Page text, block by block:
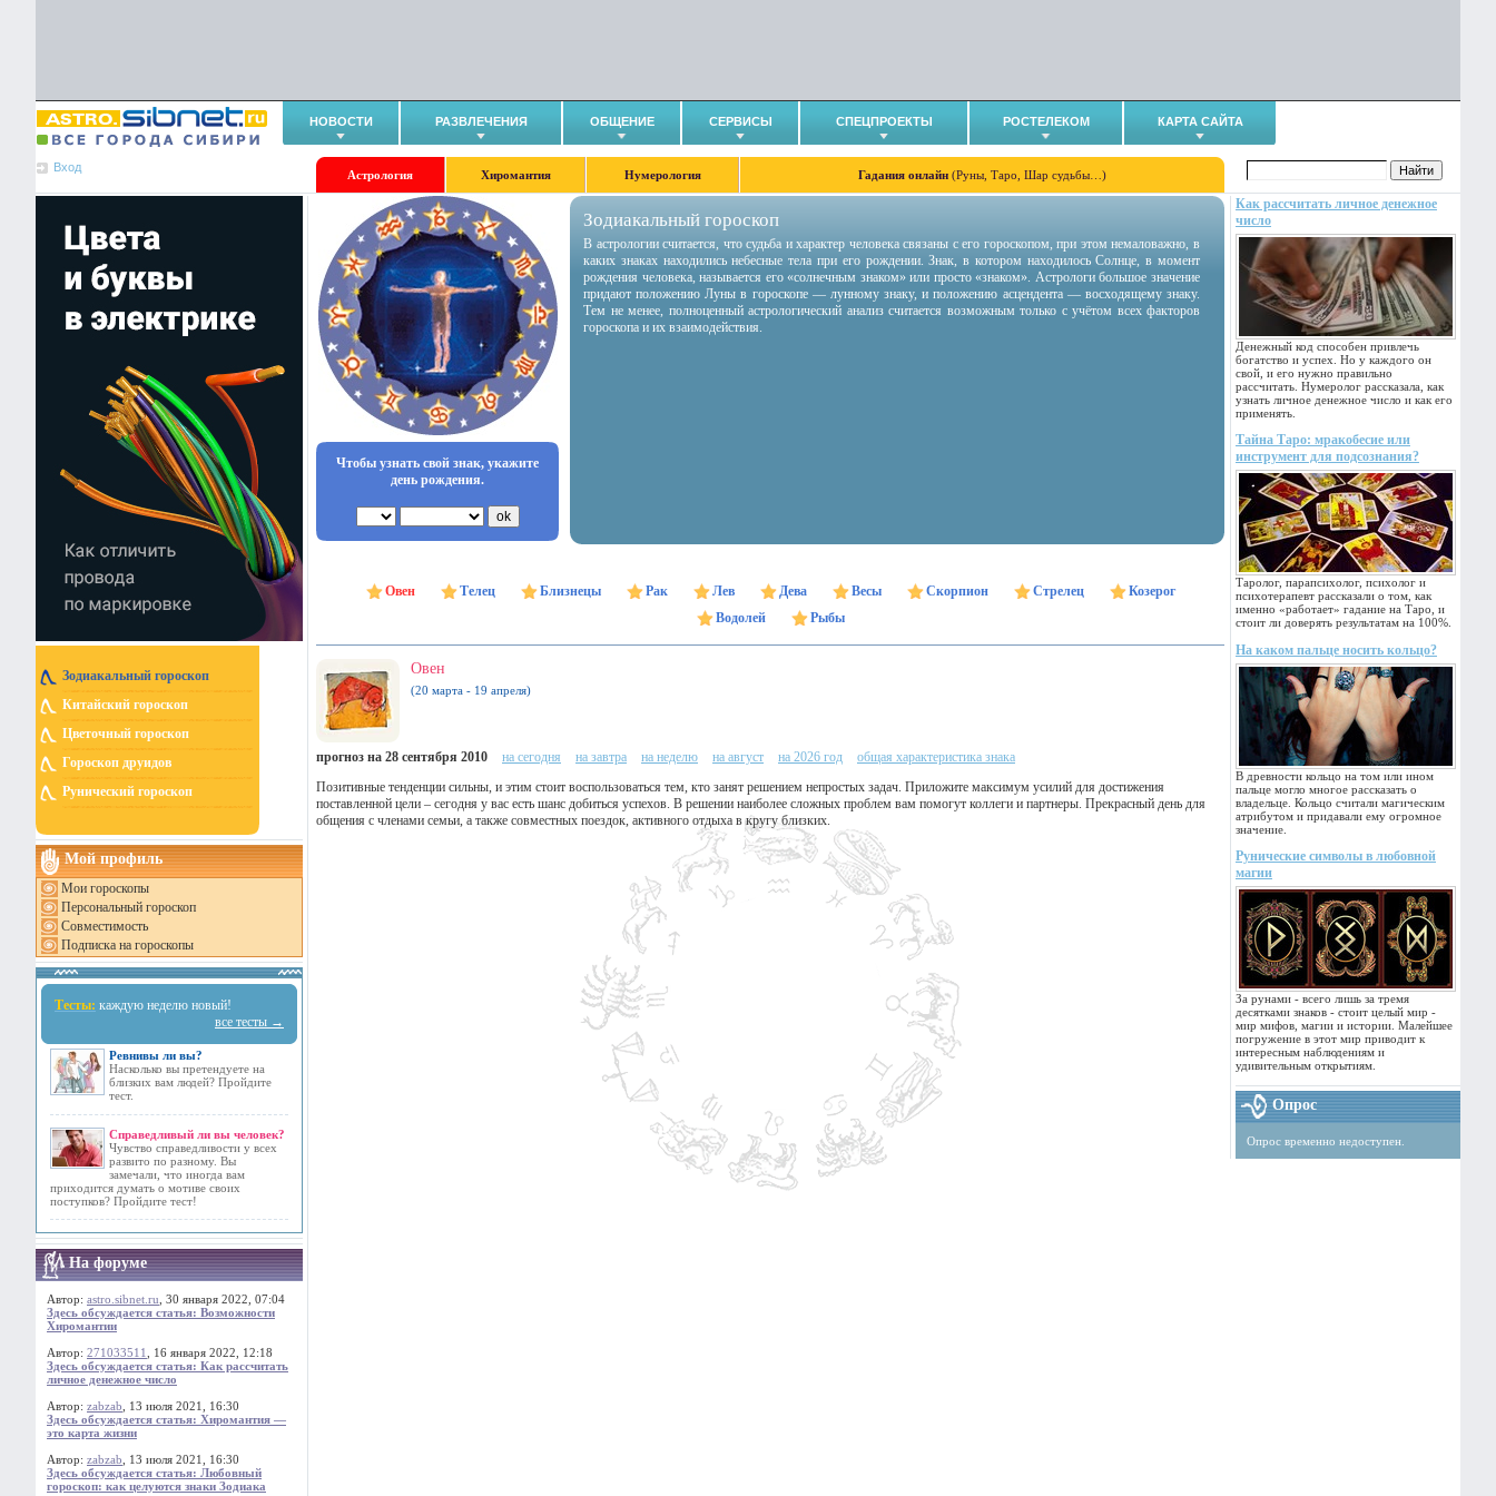
НОВОСТИ РАЗВЛЕЧЕНИЯ ОБЩЕНИЕ СЕРВИСЫ СПЕЦПРОЕКТЫ РОСТЕЛЕКОМ КАРТА САЙТА
Вход
Астрология Хиромантия Нумерология Гадания онлайн (Руны, Таро, Шар судьбы…)
Зодиакальный гороскоп
Китайский гороскоп
Цветочный гороскоп
Гороскоп друидов
Рунический гороскоп
Мой профиль
Мои гороскопы
Персональный гороскоп
Совместимость
Подписка на гороскопы
Тесты: каждую неделю новый!
все тесты →
Ревнивы ли вы?
Насколько вы претендуете на
близких вам людей? Пройдите
тест.
Справедливый ли вы человек?
Чувство справедливости у всех
развито по разному. Вы
замечали, что иногда вам
приходится думать о мотиве своих
поступков? Пройдите тест!
На форуме
Автор: astro.sibnet.ru , 30 января 2022, 07:04
Здесь обсуждается статья: Возможности
Хиромантии
Автор: 271033511
, 16 января 2022, 12:18
Здесь обсуждается статья: Как рассчитать
личное денежное число
Автор: zabzab , 13 июля 2021, 16:30
Здесь обсуждается статья: Хиромантия —
это карта жизни
Автор: zabzab , 13 июля 2021, 16:30
Здесь обсуждается статья: Любовный
гороскоп: как целуются знаки Зодиака
Как рассчитать личное денежное
число
Денежный код способен привлечь
богатство и успех. Но у каждого он
свой, и его нужно правильно
рассчитать. Нумеролог рассказала, как
узнать личное денежное число и как его
применять.
Тайна Таро: мракобесие или
инструмент для подсознания?
Таролог, парапсихолог, психолог и
психотерапевт рассказали о том, как
именно «работает» гадание на Таро, и
стоит ли доверять результатам на 100%.
На каком пальце носить кольцо?
В древности кольцо на том или ином
пальце могло многое рассказать о
владельце. Кольцо считали магическим
атрибутом и придавали ему огромное
значение.
Рунические символы в любовной
магии
За рунами - всего лишь за тремя
десятками знаков - стоит целый мир -
мир мифов, магии и истории. Малейшее
погружение в этот мир приводит к
интересным наблюдениям и
удивительным открытиям.
Опрос
Опрос временно недоступен.
Чтобы узнать свой знак, укажите
день рождения.
Зодиакальный гороскоп
В астрологии считается, что судьба и характер человека связаны с его гороскопом, при этом немаловажно, в
каких знаках находились небесные тела при его рождении. Знак, в котором находилось Солнце, в момент
рождения человека, называется его «солнечным знаком» или просто «знаком». Астрологи большое значение
придают положению Луны в гороскопе — лунному знаку, и положению асцендента — восходящему знаку.
Тем не менее, полноценный астрологический анализ считается возможным только с учётом всех факторов
гороскопа и их взаимодействия.
Овен Телец Близнецы Рак Лев Дева Весы Скорпион Стрелец
Козерог
Водолей
Рыбы
Овен
(20 марта - 19 апреля)
прогноз на 28 сентября 2010 на сегодня на завтра на неделю на август на 2026 год
общая характеристика знака
Позитивные тенденции сильны, и этим стоит воспользоваться тем, кто занят решением непростых задач. Приложите максимум усилий для достижения
поставленной цели – сегодня у вас есть шанс добиться успехов. В решении наиболее сложных проблем вам помогут коллеги и партнеры. Прекрасный день для
общения с членами семьи, а также совместных поездок, активного отдыха в кругу близких.